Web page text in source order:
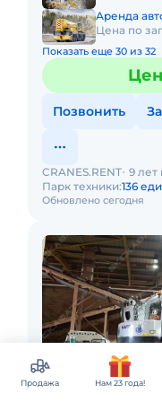
Аренда
Цена по
Показать еще 30 из 32
Позвонить
Обновлено сегодня
CRANES.RENT 9 лет
Парк техники:136
Продажа Нам 23 года!